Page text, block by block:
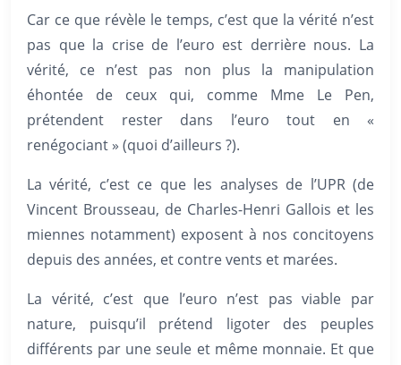
Car ce que révèle le temps, c’est que la vérité n’est
pas que la crise de l’euro est derrière nous. La
vérité, ce n’est pas non plus la manipulation
éhontée de ceux qui, comme Mme Le Pen,
prétendent rester dans l’euro tout en «
renégociant » (quoi d’ailleurs ?).
La vérité, c’est ce que les analyses de l’UPR (de
Vincent Brousseau, de Charles-Henri Gallois et les
miennes notamment) exposent à nos concitoyens
depuis des années, et contre vents et marées.
La vérité, c’est que l’euro n’est pas viable par
nature, puisqu’il prétend ligoter des peuples
différents par une seule et même monnaie. Et que